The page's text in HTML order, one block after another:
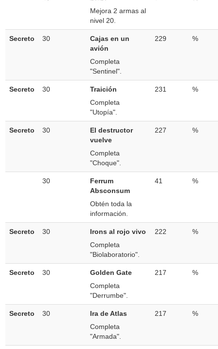
Mejora 2 armas al
nivel 20.
Secreto 30
Cajas en un
avión
Completa
"Sentinel".
229 %
Secreto 30
Traición
Completa
"Utopía".
231 %
Secreto 30
El destructor
vuelve
Completa
"Choque".
227 %
30
Ferrum
Absconsum
Obtén toda la
información.
41 %
Secreto 30
Irons al rojo vivo
Completa
"Biolaboratorio".
222 %
Secreto 30
Golden Gate
Completa
"Derrumbe".
217 %
Secreto 30
Ira de Atlas
Completa
"Armada".
217 %